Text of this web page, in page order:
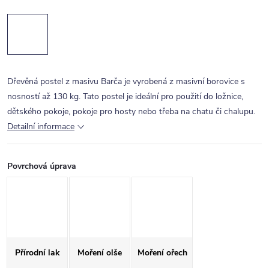
Dřevěná postel z masivu Barča je vyrobená z masivní borovice s
nosností až 130 kg. Tato postel je ideální pro použití do ložnice,
dětského pokoje, pokoje pro hosty nebo třeba na chatu či chalupu.
Detailní informace
Povrchová úprava
Přírodní lak Moření olše Moření ořech